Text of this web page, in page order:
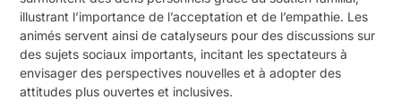
illustrant l’importance de l’acceptation et de l’empathie. Les
animés servent ainsi de catalyseurs pour des discussions sur
des sujets sociaux importants, incitant les spectateurs à
envisager des perspectives nouvelles et à adopter des
attitudes plus ouvertes et inclusives.